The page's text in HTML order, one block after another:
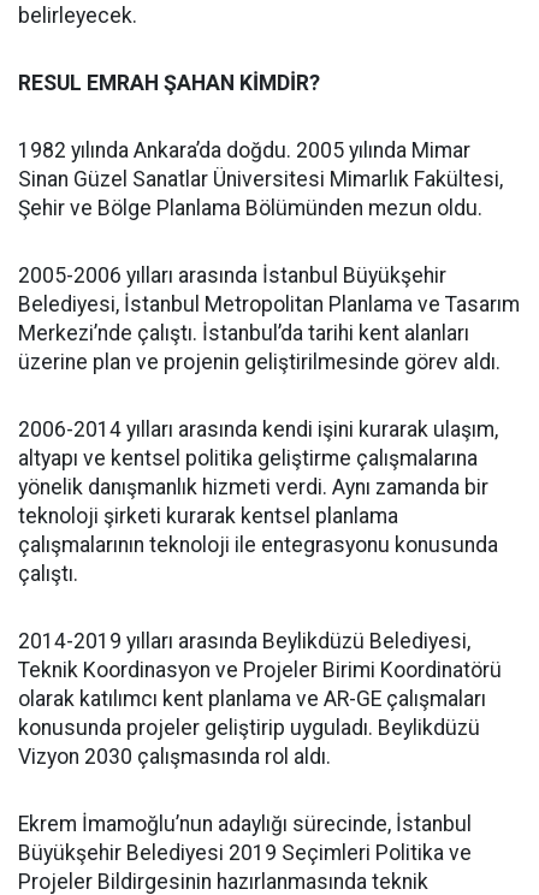
belirleyecek.
RESUL EMRAH ŞAHAN KİMDİR?
1982 yılında Ankara’da doğdu. 2005 yılında Mimar
Sinan Güzel Sanatlar Üniversitesi Mimarlık Fakültesi,
Şehir ve Bölge Planlama Bölümünden mezun oldu.
2005-2006 yılları arasında İstanbul Büyükşehir
Belediyesi, İstanbul Metropolitan Planlama ve Tasarım
Merkezi’nde çalıştı. İstanbul’da tarihi kent alanları
üzerine plan ve projenin geliştirilmesinde görev aldı.
2006-2014 yılları arasında kendi işini kurarak ulaşım,
altyapı ve kentsel politika geliştirme çalışmalarına
yönelik danışmanlık hizmeti verdi. Aynı zamanda bir
teknoloji şirketi kurarak kentsel planlama
çalışmalarının teknoloji ile entegrasyonu konusunda
çalıştı.
2014-2019 yılları arasında Beylikdüzü Belediyesi,
Teknik Koordinasyon ve Projeler Birimi Koordinatörü
olarak katılımcı kent planlama ve AR-GE çalışmaları
konusunda projeler geliştirip uyguladı. Beylikdüzü
Vizyon 2030 çalışmasında rol aldı.
Ekrem İmamoğlu’nun adaylığı sürecinde, İstanbul
Büyükşehir Belediyesi 2019 Seçimleri Politika ve
Projeler Bildirgesinin hazırlanmasında teknik